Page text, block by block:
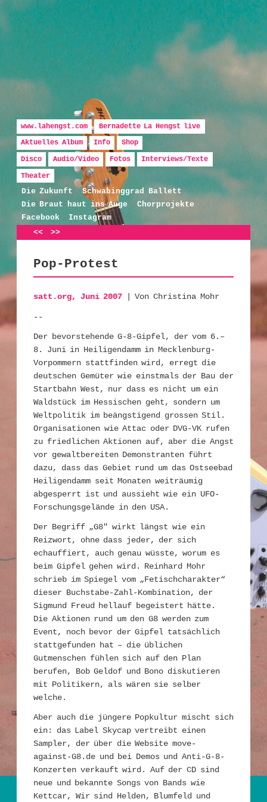
Bernadette La Hengst
Hauptmenü
Zum Inhalt wechseln
Zum sekundären Inhalt wechseln
www.lahengst.com
Bernadette La Hengst live
Aktuelles Album
Info
Shop
Disco
Audio/Video Fotos
Interviews/Texte
Theater
Die Zukunft
Schwabinggrad Ballett
Die Braut haut ins Auge
Chorprojekte
Facebook
Instagram
Artikelnavigation
<< >>
Pop-Protest
satt.org, Juni 2007 | Von Christina Mohr
--
Der bevorstehende G-8-Gipfel, der vom 6.–
8. Juni in Heiligendamm in Mecklenburg-
Vorpommern stattfinden wird, erregt die
deutschen Gemüter wie einstmals der Bau der
Startbahn West, nur dass es nicht um ein
Waldstück im Hessischen geht, sondern um
Weltpolitik im beängstigend grossen Stil.
Organisationen wie Attac oder DVG-VK rufen
zu friedlichen Aktionen auf, aber die Angst
vor gewaltbereiten Demonstranten führt
dazu, dass das Gebiet rund um das Ostseebad
Heiligendamm seit Monaten weiträumig
abgesperrt ist und aussieht wie ein UFO-
Forschungsgelände in den USA.
Der Begriff „G8″ wirkt längst wie ein
Reizwort, ohne dass jeder, der sich
echauffiert, auch genau wüsste, worum es
beim Gipfel gehen wird. Reinhard Mohr
schrieb im Spiegel vom „Fetischcharakter“
dieser Buchstabe-Zahl-Kombination, der
Sigmund Freud hellauf begeistert hätte.
Die Aktionen rund um den G8 werden zum
Event, noch bevor der Gipfel tatsächlich
stattgefunden hat – die üblichen
Gutmenschen fühlen sich auf den Plan
berufen, Bob Geldof und Bono diskutieren
mit Politikern, als wären sie selber
welche.
Aber auch die jüngere Popkultur mischt sich
ein: das Label Skycap vertreibt einen
Sampler, der über die Website move-
against-G8.de und bei Demos und Anti-G-8-
Konzerten verkauft wird. Auf der CD sind
neue und bekannte Songs von Bands wie
Kettcar, Wir sind Helden, Blumfeld und